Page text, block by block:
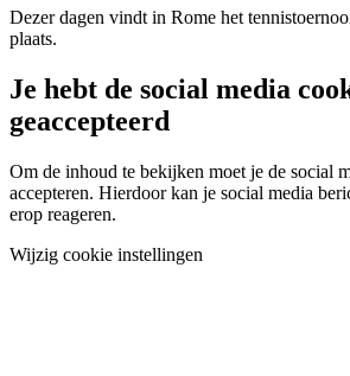
Dezer dagen vindt in Rome het
plaats.
Je hebt de social media
geaccepteerd
Om de inhoud te bekijken moet je de social
accepteren. Hierdoor kan je social media
erop reageren.
Wijzig cookie instellingen